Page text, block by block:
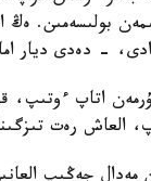
بولىسەمىن. ەڭ
- دەدى ديار
اتاپ ءوتىپ،
العاش رەت